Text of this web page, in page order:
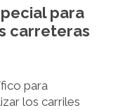
para
carreteras
para
los carriles